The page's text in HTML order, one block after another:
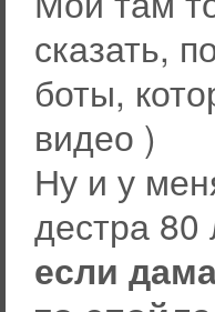
сказать,
боты,
видео )
Ну и у
дестра 80
если